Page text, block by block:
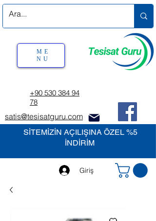
SİTEMİZİN AÇILIŞINA ÖZEL %5
İNDİRİM
+90 530 384 94
78
satis@tesisatguru.com
Giriş
ME
NU